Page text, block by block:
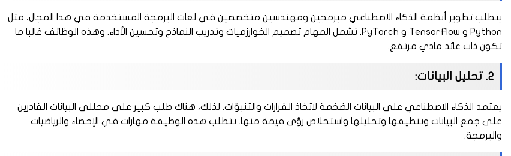
يتطلب تطوير أنظمة الذكاء الاصطناعي مبرمجين ومهندسين متخصصين في لغات البرمجة المستخدمة في هذا المجال، مثل
Python و TensorFlow و PyTorch. تشمل المهام تصميم الخوارزميات وتدريب النماذج وتحسين الأداء. وهذه الوظائف غالبا ما
تكون ذات عائد مادي مرتفع.
2. تحليل البيانات:
يعتمد الذكاء الاصطناعي على البيانات الضخمة لاتخاذ القرارات والتنبؤات. لذلك، هناك طلب كبير على محللي البيانات القادرين
على جمع البيانات وتنظيفها وتحليلها واستخلاص رؤى قيمة منها. تتطلب هذه الوظيفة مهارات في الإحصاء والرياضيات
والبرمجة.